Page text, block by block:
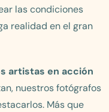
las condiciones
realidad en el gran
artistas en acción
nuestros fotógrafos
Más que